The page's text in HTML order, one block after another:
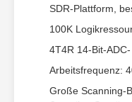
SDR-Plattform,
100K
4T4R 14-Bit-
Arbeitsfrequenz:
Große Scanning-